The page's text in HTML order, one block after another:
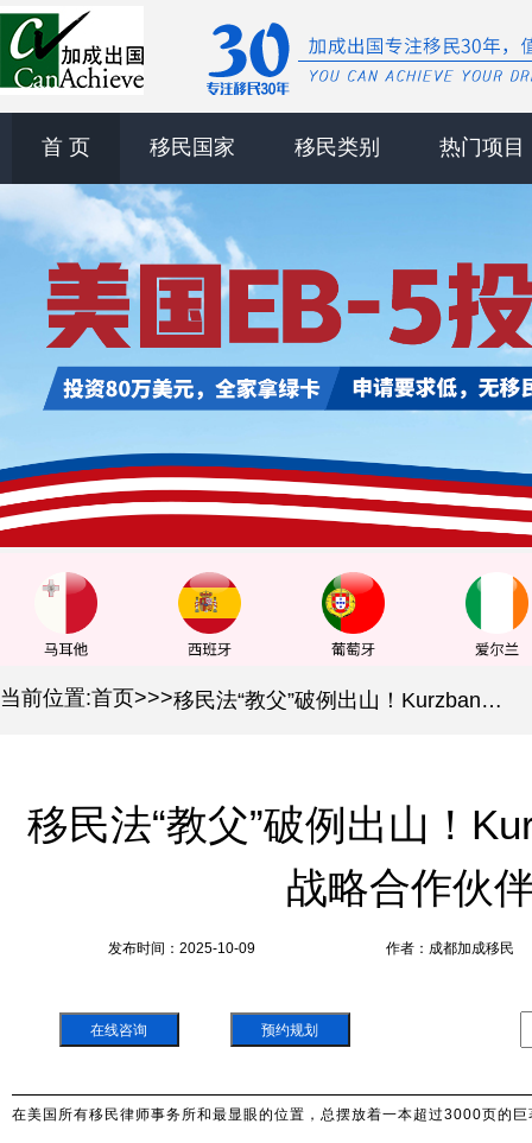
首 页 移民国家 移民类别 热门项目
当前位置:首页>>> 移民法“教父”破例出山！Kurzban加盟成都加成战略合作伙伴ALC
移民法“教父”破例出山！
战略合作伙
发布时间：2025-10-09 作者：成都加成移民
在线咨询 预约规划
在美国所有移民律师事务所和最显眼的位置，总摆放着一本超过3000页的